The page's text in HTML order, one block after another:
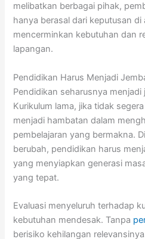
melibatkan berbagai pihak,
hanya berasal dari keputusan di
mencerminkan kebutuhan dan
lapangan.
Pendidikan Harus Menjadi
Pendidikan seharusnya
Kurikulum lama, jika tidak
menjadi hambatan dalam
pembelajaran yang bermakna.
berubah, pendidikan harus
yang menyiapkan generasi
yang tepat.
Evaluasi menyeluruh terhadap
kebutuhan mendesak. Tanpa
berisiko kehilangan